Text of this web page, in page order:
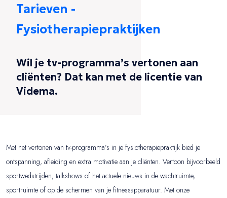
Tarieven -
Fysiotherapiepraktijken
Wil je tv-programma’s vertonen aan
cliënten? Dat kan met de licentie van
Videma.
Met het vertonen van tv-programma’s in je fysiotherapiepraktijk bied je
ontspanning, afleiding en extra motivatie aan je cliënten. Vertoon bijvoorbeeld
sportwedstrijden, talkshows of het actuele nieuws in de wachtruimte,
sportruimte of op de schermen van je fitnessapparatuur. Met onze